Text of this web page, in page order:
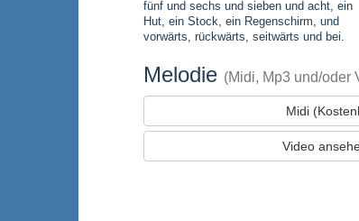
fünf und sechs und sieben und acht, ein
Hut, ein Stock, ein Regenschirm, und
vorwärts, rückwärts, seitwärts und bei.
Melodie (Midi, Mp3 und/oder
Midi
Video